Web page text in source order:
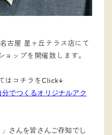
古屋 星ヶ丘テラス店にて
ョップを開催致します。
はコチラをClick↓
でつくるオリジナルアク
さんを皆さんご存知でし